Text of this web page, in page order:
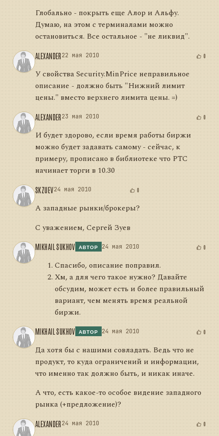
Глобально - покрыть еще Алор и Альфу.
Думаю, на этом с терминалами можно
остановиться. Все остальное - "не ликвид".
ALEXANDER22 мая 2010 0
У свойства Security.MinPrice неправильное
описание - должно быть "Нижний лимит
цены." вместо верхнего лимита цены. =)
ALEXANDER23 мая 2010 0
И будет здорово, если время работы биржи
можно будет задавать самому - сейчас, к
примеру, прописано в библиотеке что РТС
начинает торги в 10.30
SKZUEV24 мая 2010 0
А западные рынки/брокеры?
С уважением, Сергей Зуев
MIKHAIL SUKHOV АВТОР 24 мая 2010 0
Спасибо, описание поправил.
Хм, а для чего такое нужно? Давайте
обсудим, может есть и более правильный
вариант, чем менять время реальной
биржи.
MIKHAIL SUKHOV АВТОР 24 мая 2010 0
Да хотя бы с нашими совладать. Ведь что не
продукт, то куда ограничений и информации,
что именно так должно быть, и никак иначе.
А что, есть какое-то особое видение западного
рынка (+предложение)?
ALEXANDER24 мая 2010 0